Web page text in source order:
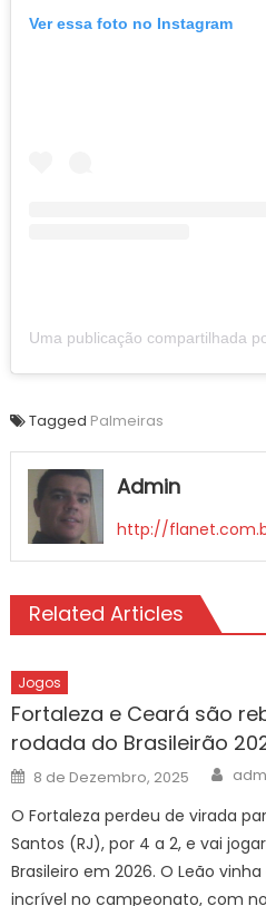
Ver essa foto no Instagram
Tagged Palmeiras
Admin
http://
Related Articles
Jogos
Fortaleza e Ceará são
rodada do Brasileirão
Posted
on
8 de Dezembro, 2025
O Fortaleza perdeu de virada
Santos (RJ), por 4 a 2, e vai
Brasileiro em 2026. O Leão
incrível no campeonato, com